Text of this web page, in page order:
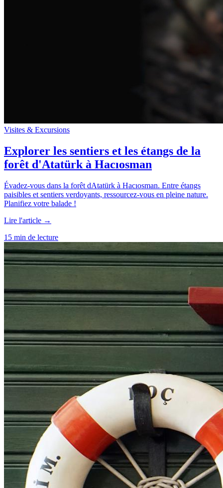
Visites & Excursions
Explorer les sentiers et les étangs de la
forêt d'Atatürk à Hacıosman
Évadez-vous dans la forêt dAtatürk à Hacıosman. Entre étangs
paisibles et sentiers verdoyants, ressourcez-vous en pleine nature.
Planifiez votre balade !
Lire l'article →
15 min de lecture